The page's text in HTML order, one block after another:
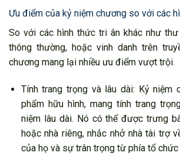
Ưu điểm của kỷ niệm chương so với các
So với các hình thức tri ân khác như
thông thường, hoặc vinh danh trên
chương mang lại nhiều ưu điểm vượt trội.
Tính trang trọng và lâu dài: Kỷ niệm
phẩm hữu hình, mang tính trang
niệm lâu dài. Nó có thể được trưng
hoặc nhà riêng, nhắc nhở nhà tài trợ
của họ và sự trân trọng từ phía tổ chức